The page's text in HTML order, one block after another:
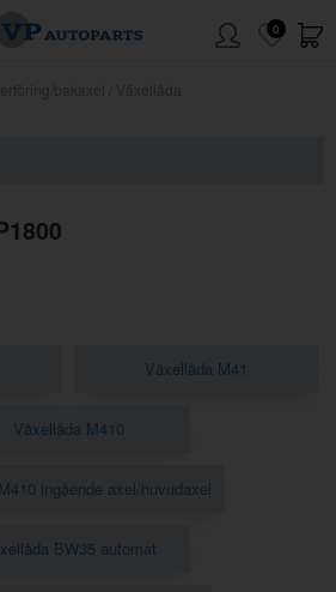
0
Växellåda M41
Växellåda M410
ingående axel/huvudaxel
BW35 automat